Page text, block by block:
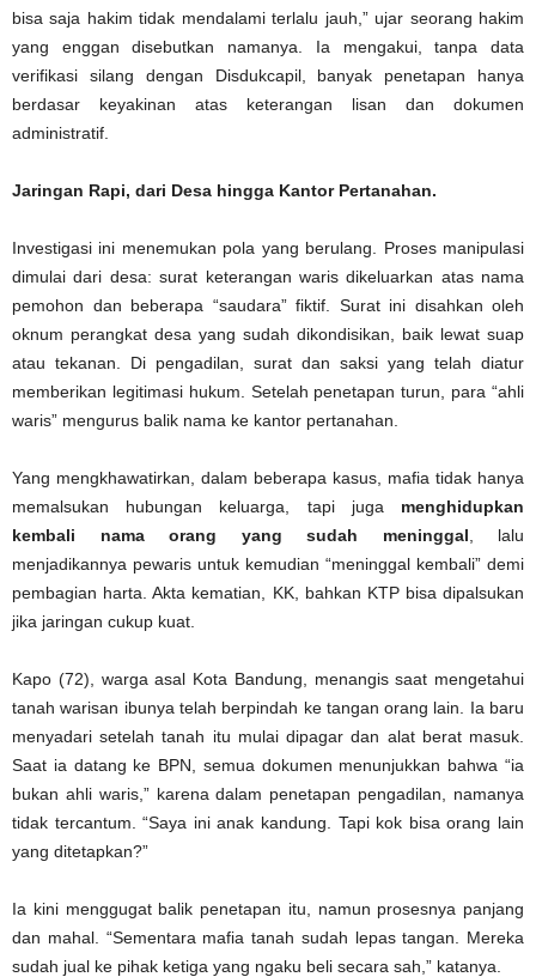
bisa saja hakim tidak mendalami terlalu jauh,” ujar seorang hakim
yang enggan disebutkan namanya. Ia mengakui, tanpa data
verifikasi silang dengan Disdukcapil, banyak penetapan hanya
berdasar keyakinan atas keterangan lisan dan dokumen
administratif.
Jaringan Rapi, dari Desa hingga Kantor Pertanahan.
Investigasi ini menemukan pola yang berulang. Proses manipulasi
dimulai dari desa: surat keterangan waris dikeluarkan atas nama
pemohon dan beberapa “saudara” fiktif. Surat ini disahkan oleh
oknum perangkat desa yang sudah dikondisikan, baik lewat suap
atau tekanan. Di pengadilan, surat dan saksi yang telah diatur
memberikan legitimasi hukum. Setelah penetapan turun, para “ahli
waris” mengurus balik nama ke kantor pertanahan.
Yang mengkhawatirkan, dalam beberapa kasus, mafia tidak hanya
memalsukan hubungan keluarga, tapi juga menghidupkan
kembali nama orang yang sudah meninggal , lalu
menjadikannya pewaris untuk kemudian “meninggal kembali” demi
pembagian harta. Akta kematian, KK, bahkan KTP bisa dipalsukan
jika jaringan cukup kuat.
Kapo (72), warga asal Kota Bandung, menangis saat mengetahui
tanah warisan ibunya telah berpindah ke tangan orang lain. Ia baru
menyadari setelah tanah itu mulai dipagar dan alat berat masuk.
Saat ia datang ke BPN, semua dokumen menunjukkan bahwa “ia
bukan ahli waris,” karena dalam penetapan pengadilan, namanya
tidak tercantum. “Saya ini anak kandung. Tapi kok bisa orang lain
yang ditetapkan?”
Ia kini menggugat balik penetapan itu, namun prosesnya panjang
dan mahal. “Sementara mafia tanah sudah lepas tangan. Mereka
sudah jual ke pihak ketiga yang ngaku beli secara sah,” katanya.